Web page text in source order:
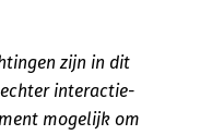
zijn in dit
interactie-
mogelijk om